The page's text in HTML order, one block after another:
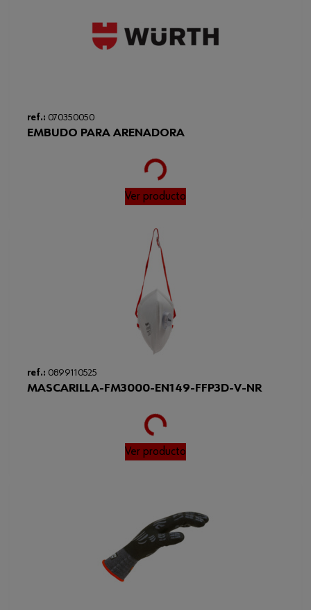
ref.: 070350050
EMBUDO PARA ARENADORA
Loading...
Ver producto
ref.: 0899110525
MASCARILLA-FM3000-EN149-FFP3D-V-NR
Loading...
Ver producto